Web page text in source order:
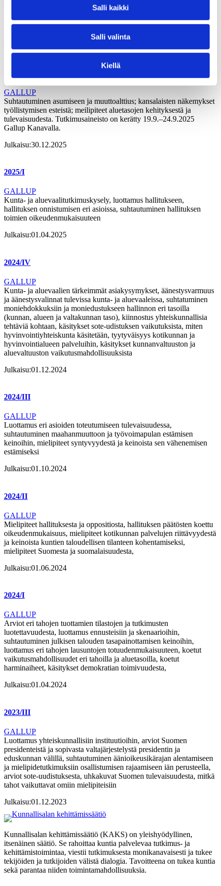
Salli kaikki
Salli valinta
Kiellä
työllisyyttä ja kilpailukykyä koskevissa asioissa, tyytyväisyys eri
tahojen valtaan kotikunnassa. Tutkimusaineisto on kerätty 29.11.–
3.12.2025 Gallup Kanavalla.
GALLUP
Suhtautuminen asumiseen ja muuttoalttius; kansalaisten näkemykset
työllistymisen esteistä; meilipiteet aluetasojen kehityksestä ja
tulevaisuudesta. Tutkimusaineisto on kerätty 19.9.–24.9.2025
Gallup Kanavalla.
Julkaisu:30.12.2025
2025/I
GALLUP
Kunta- ja aluevaalitutkimuskysely, luottamus hallitukseen,
hallituksen onnistumisen eri asioissa, suhtautuminen hallituksen
toimien oikeudenmukaisuuteen
Julkaisu:01.04.2025
2024/IV
GALLUP
Kunta- ja aluevaalien tärkeimmät asiakysymykset, äänestysvarmuus
ja äänestysvalinnat tulevissa kunta- ja aluevaaleissa, suhtatuminen
moniehdokkuksiin ja moniedustukseen hallinnon eri tasoilla
(kunnan, alueen ja valtakunnan taso), kiinnostus yhteiskunnallisia
tehtäviä kohtaan, käsitykset sote-udistuksen vaikutuksista, miten
hyvinvointiyhteiskunta käsitetään, tyytyväisyys kotikunnan ja
hyvinvointialueen palveluihin, käsitykset kunnanvaltuuston ja
aluevaltuuston vaikutusmahdollisuuksista
Julkaisu:01.12.2024
2024/III
GALLUP
Luottamus eri asioiden toteutumiseen tulevaisuudessa,
suhtautuminen maahanmuuttoon ja työvoimapulan estämisen
keinoihin, mielipiteet syntyvyydestä ja keinoista sen vähenemisen
estämiseksi
Julkaisu:01.10.2024
2024/II
GALLUP
Mielipiteet hallituksesta ja oppositiosta, hallituksen päätösten koettu
oikeudenmukaisuus, mielipiteet kotikunnan palvelujen riittävyydestä
ja keinoista kuntien taloudellisen tilanteen kohentamiseksi,
mielipiteet Suomesta ja suomalaisuudesta,
Julkaisu:01.06.2024
2024/I
GALLUP
Arviot eri tahojen tuottamien tilastojen ja tutkimusten
luotettavuudesta, luottamus ennusteisiin ja skenaarioihin,
suhtautuminen julkisen talouden tasapainottamisen keinoihin,
luottamus eri tahojen lausuntojen totuudenmukaisuuteen, koetut
vaikutusmahdollisuudet eri tahoilla ja aluetasoilla, koetut
harminaiheet, käsitykset demokratian toimivuudesta,
Julkaisu:01.04.2024
2023/III
GALLUP
Luottamus yhteiskunnallisiin instituutioihin, arviot Suomen
presidenteistä ja sopivasta valtajärjestelystä presidentin ja
eduskunnan välillä, suhtautuminen äänioikeusikärajan alentamiseen
ja mielipidetutkimuksiin osallistumisen rajaamiseen iän perusteella,
arviot sote-uudistuksesta, uhkakuvat Suomen tulevaisuudesta, mitkä
tahot vaikuttavat omiin mielipiteisiin
Julkaisu:01.12.2023
Kunnallisalan kehittämissäätiö (KAKS) on yleishyödyllinen,
itsenäinen säätiö. Se rahoittaa kuntia palvelevaa tutkimus- ja
kehittämistoimintaa, viestii tutkimuksesta monikanavaisesti ja tukee
tekijöiden ja tutkijoiden välistä dialogia. Tavoitteena on tukea kuntia
sekä parantaa niiden toimintamahdollisuuksia.